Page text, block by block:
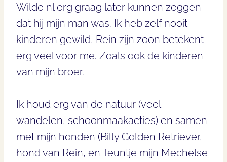
Wilde nl erg graag later kunnen zeggen
dat hij mijn man was. Ik heb zelf nooit
kinderen gewild, Rein zijn zoon betekent
erg veel voor me. Zoals ook de kinderen
van mijn broer.
Ik houd erg van de natuur (veel
wandelen, schoonmaakacties) en samen
met mijn honden (Billy Golden Retriever,
hond van Rein, en Teuntje mijn Mechelse